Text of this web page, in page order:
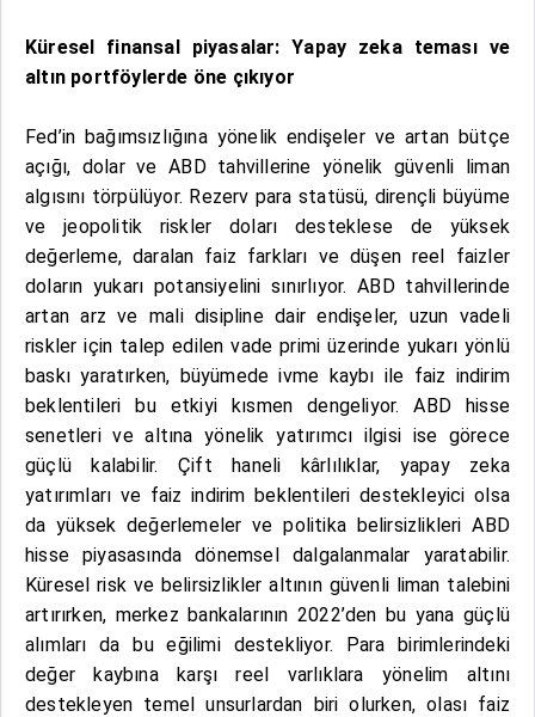
Küresel finansal piyasalar: Yapay zeka teması ve
altın portföylerde öne çıkıyor
Fed’in bağımsızlığına yönelik endişeler ve artan bütçe
açığı, dolar ve ABD tahvillerine yönelik güvenli liman
algısını törpülüyor. Rezerv para statüsü, dirençli büyüme
ve jeopolitik riskler doları desteklese de yüksek
değerleme, daralan faiz farkları ve düşen reel faizler
doların yukarı potansiyelini sınırlıyor. ABD tahvillerinde
artan arz ve mali disipline dair endişeler, uzun vadeli
riskler için talep edilen vade primi üzerinde yukarı yönlü
baskı yaratırken, büyümede ivme kaybı ile faiz indirim
beklentileri bu etkiyi kısmen dengeliyor. ABD hisse
senetleri ve altına yönelik yatırımcı ilgisi ise görece
güçlü kalabilir. Çift haneli kârlılıklar, yapay zeka
yatırımları ve faiz indirim beklentileri destekleyici olsa
da yüksek değerlemeler ve politika belirsizlikleri ABD
hisse piyasasında dönemsel dalgalanmalar yaratabilir.
Küresel risk ve belirsizlikler altının güvenli liman talebini
artırırken, merkez bankalarının 2022’den bu yana güçlü
alımları da bu eğilimi destekliyor. Para birimlerindeki
değer kaybına karşı reel varlıklara yönelim altını
destekleyen temel unsurlardan biri olurken, olası faiz